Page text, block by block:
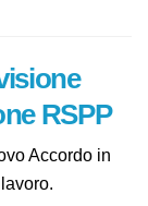
RSPP
Accordo in